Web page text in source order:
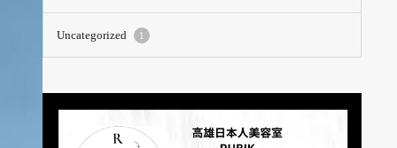
Uncategorized 1